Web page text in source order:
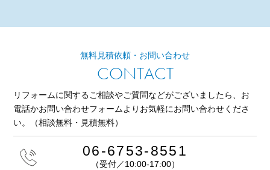
無料見積依頼・お問い合わせ
CONTACT
リフォームに関するご相談やご質問などがございましたら、 お
電話かお問い合わせフォームよりお気軽にお問い合わせくださ
い。
（相談無料・見積無料）
06-6753-8551
（受付／10:00-17:00）